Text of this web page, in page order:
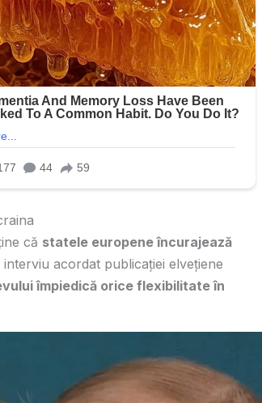
că statele europene încurajează
acordat publicației elvețiene
împiedică orice flexibilitate în